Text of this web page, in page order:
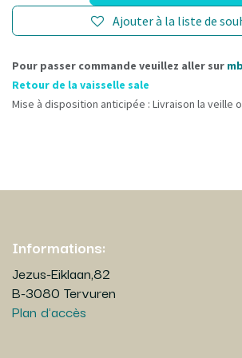
Ajouter à la liste de
Pour passer commande veuillez aller sur
Retour de la vaisselle sale
Mise à disposition anticipée : Livraison la veille
Informations:
Jezus-Eiklaan,82
B-3080 Tervuren
Plan d'accès